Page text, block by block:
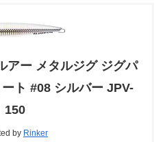
アー メタルジグ ジグパ
ト #08 シルバー JPV-
150
by Rinker